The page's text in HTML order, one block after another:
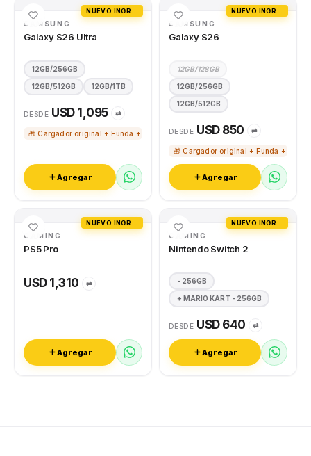
SAMSUNG
Galaxy S26 Ultra
12GB/256GB
12GB/512GB 12GB/1TB
DESDE USD 1,095 ⇄
🎁 Cargador original + Funda + Vidrio templado
Agregar
SAMSUNG
Galaxy S26
12GB/128GB
12GB/256GB
12GB/512GB
DESDE USD 850 ⇄
🎁 Cargador original + Funda +
Agregar
GAMING
PS5 Pro
USD 1,310 ⇄
Agregar
GAMING
Nintendo Switch 2
- 256GB
+ MARIO KART - 256GB
DESDE USD 640 ⇄
Agregar